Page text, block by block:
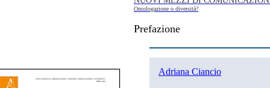
Omologazione o diversità?
Prefazione
Adriana Ciancio